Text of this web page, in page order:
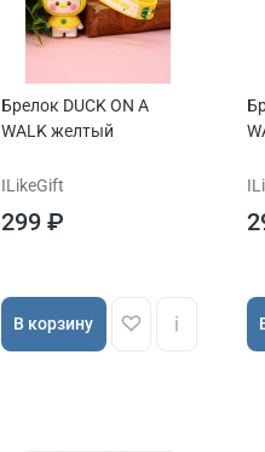
Брелок DUCK ON A
WALK желтый
ILikeGift
299 ₽
В корзину